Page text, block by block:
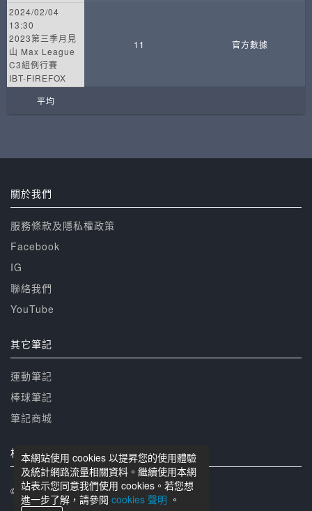
2024/02/04
13:30
2023第三季月見
山 Max League
C3組例行賽
IBT-FIREFOX
11 官方數據
平均
本網站使用 cookies 以提昇您的使用體驗
及統計網路流量相關資料。繼續使用本網
站表示您同意我們使用 cookies。若您想
進一步了解，請參閱 cookies 聲明 。
關於我們
服務條款及隱私權政策
Facebook
IG
聯絡我們
YouTube
其它筆記
運動筆記
棒球筆記
筆記商城
相關網站
© 籃球筆記 版權所有